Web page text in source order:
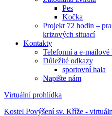
Pes
Kočka
Projekt 72 hodin –
krizových situací
Kontakty
Telefonní a e-
Důležité odkazy
sportovní hala
Napište nám
Virtuální prohlídka
Kostel Povýšení sv. Kříže -